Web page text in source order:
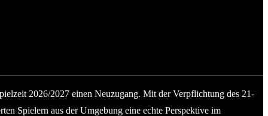
2026/2027 einen Neuzugang. Mit der Verpflichtung des 21-
Spielern aus der Umgebung eine echte Perspektive im